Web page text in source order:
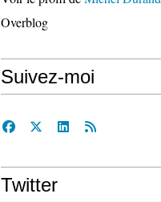
Overblog
Suivez-moi
Twitter